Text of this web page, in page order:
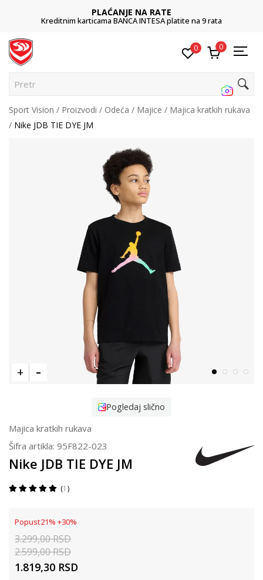
platite na 9 rata 011 422 1422
0 0
Pretraži
Sport Vision Proizvodi Odeća Majice
Majica kratkih rukava
Nike JDB TIE DYE JM
Pogledaj slično
Majica kratkih rukava
Šifra artikla: 95F822-023
Nike JDB TIE DYE JM
1
Popust21% +30%
3.299,00RSD
2.599,00RSD
1.819,30 RSD